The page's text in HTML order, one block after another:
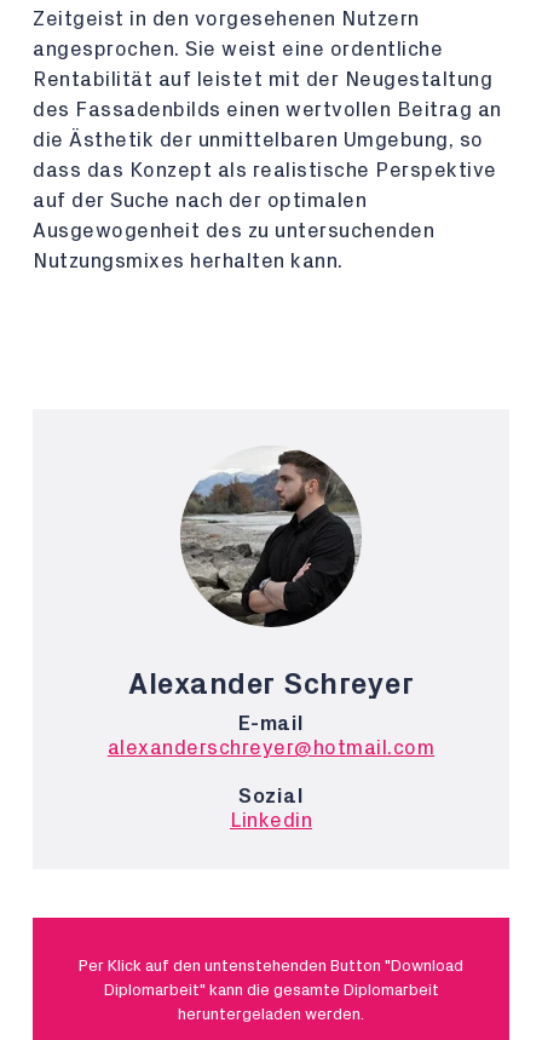
Zeitgeist in den vorgesehenen Nutzern
angesprochen. Sie weist eine ordentliche
Rentabilität auf leistet mit der Neugestaltung
des Fassadenbilds einen wertvollen Beitrag an
die Ästhetik der unmittelbaren Umgebung, so
dass das Konzept als realistische Perspektive
auf der Suche nach der optimalen
Ausgewogenheit des zu untersuchenden
Nutzungsmixes herhalten kann.
Alexander Schreyer
E-mail
alexanderschreyer@hotmail.com
Sozial
Linkedin
Per Klick auf den untenstehenden Button "Download
Diplomarbeit" kann die gesamte Diplomarbeit
heruntergeladen werden.